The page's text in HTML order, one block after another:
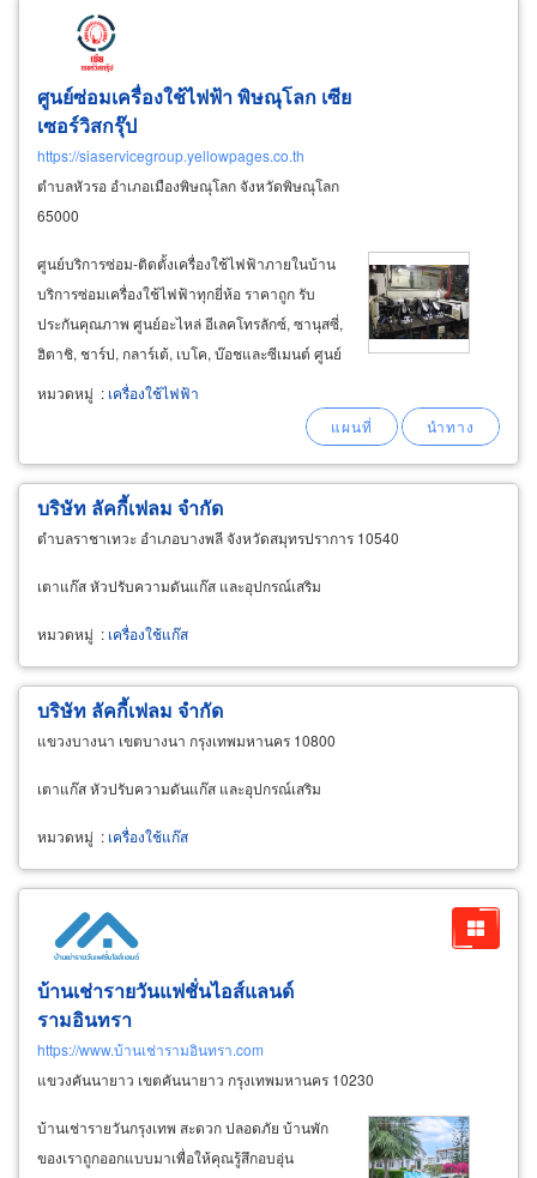
ศูนย์ซ่อมเครื่องใช้ไฟฟ้า พิษณุโลก เซีย
เซอร์วิสกรุ๊ป
https://siaservicegroup.yellowpages.co.th
ตำบลหัวรอ อำเภอเมืองพิษณุโลก จังหวัดพิษณุโลก
65000
ศูนย์บริการซ่อม-ติดตั้งเครื่องใช้ไฟฟ้าภายในบ้าน
บริการซ่อมเครื่องใช้ไฟฟ้าทุกยี่ห้อ ราคาถูก รับ
ประกันคุณภาพ ศูนย์อะไหล่ อีเลคโทรลักซ์, ซานุสซี่,
ฮิตาชิ, ชาร์ป, กลาร์เต้, เบโค, บ๊อชและซีเมนต์ ศูนย์
บริการแต่งตั้งภาคเหนือตอนล่าง จังหวัดพิษณุโลก
หมวดหมู่ : เครื่องใช้ไฟฟ้า
บริษัท ลัคกี้เฟลม จำกัด
ตำบลราชาเทวะ อำเภอบางพลี จังหวัดสมุทรปราการ 10540
เตาแก๊ส หัวปรับความดันแก๊ส และอุปกรณ์เสริม
หมวดหมู่ : เครื่องใช้แก๊ส
บริษัท ลัคกี้เฟลม จำกัด
แขวงบางนา เขตบางนา กรุงเทพมหานคร 10800
เตาแก๊ส หัวปรับความดันแก๊ส และอุปกรณ์เสริม
หมวดหมู่ : เครื่องใช้แก๊ส
บ้านเช่ารายวันแฟชั่นไอส์แลนด์
รามอินทรา
https://www.บ้านเช่ารามอินทรา.com
แขวงคันนายาว เขตคันนายาว กรุงเทพมหานคร 10230
บ้านเช่ารายวันกรุงเทพ สะดวก ปลอดภัย บ้านพัก
ของเราถูกออกแบบมาเพื่อให้คุณรู้สึกอบอุ่น